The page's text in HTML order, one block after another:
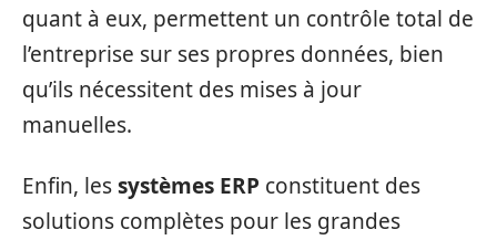
quant à eux, permettent un contrôle total de
l’entreprise sur ses propres données, bien
qu’ils nécessitent des mises à jour
manuelles.
Enfin, lessystèmes ERP constituent des
solutions complètes pour les grandes